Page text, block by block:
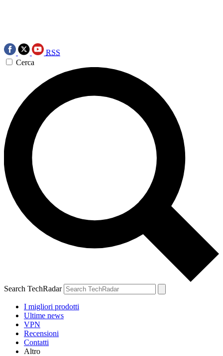
RSS
Cerca
Search TechRadar
I migliori prodotti
Ultime news
VPN
Recensioni
Contatti
Altro